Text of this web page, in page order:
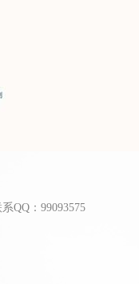
QQ：99093575